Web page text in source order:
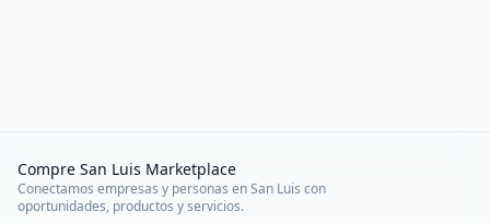
Compre San Luis Marketplace
Conectamos empresas y personas en San Luis con
oportunidades, productos y servicios.